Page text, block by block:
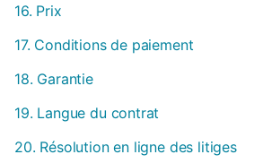
16. Prix
17. Conditions de paiement
18. Garantie
19. Langue du contrat
20. Résolution en ligne des litiges